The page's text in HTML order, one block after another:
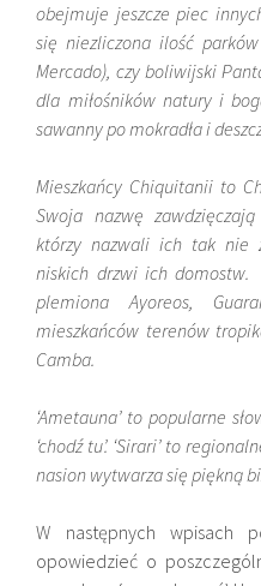
obejmuje jeszcze piec
się niezliczona ilość
Mercado), czy boliwijski
dla miłośników natury i
sawanny po mokradła i
Mieszkańcy Chiquitanii to
Swoja nazwę
którzy nazwali ich tak nie
niskich drzwi ich domostw.
plemiona Ayoreos,
mieszkańców terenów
Camba.
‘Ametauna’ to popularne
‘chodź tu’. ‘Sirari’ to
nasion wytwarza się piękną
W następnych wpisach
opowiedzieć o